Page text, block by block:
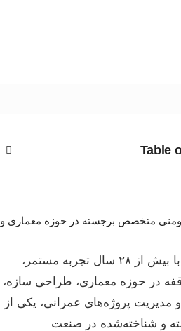
Table
متخصص برجسته در حوزه معماری و
مهندس مومنی با بیش از ۲۸ سال تجربه‌ مستمر،
در حوزه معماری، طراحی سازه،
مدیریت پروژه‌های عمرانی، یکی از
و شناخته‌شده در صنعت